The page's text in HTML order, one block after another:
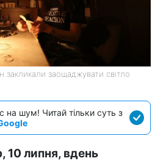
закликали заощаджувати світло
на шум! Читай тільки суть з
10 липня, вдень